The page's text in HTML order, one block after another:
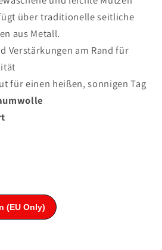
über traditionelle seitliche
aus Metall.
Verstärkungen am Rand für
für einen heißen, sonnigen Tag